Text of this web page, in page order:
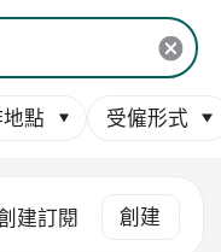
點 受僱形式
建訂閱 創建